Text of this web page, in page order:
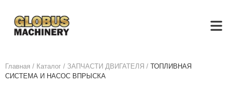
Главная / Каталог / ЗАПЧАСТИ ДВИГАТЕЛЯ / ТОПЛИВНАЯ
СИСТЕМА И НАСОС ВПРЫСКА